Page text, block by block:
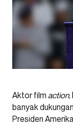
Aktor film action,
banyak
Presiden